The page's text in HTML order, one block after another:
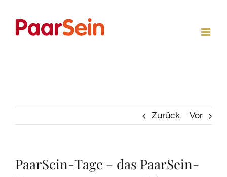
Inhalt
Zurück Vor
PaarSein-Tage – das PaarSein-